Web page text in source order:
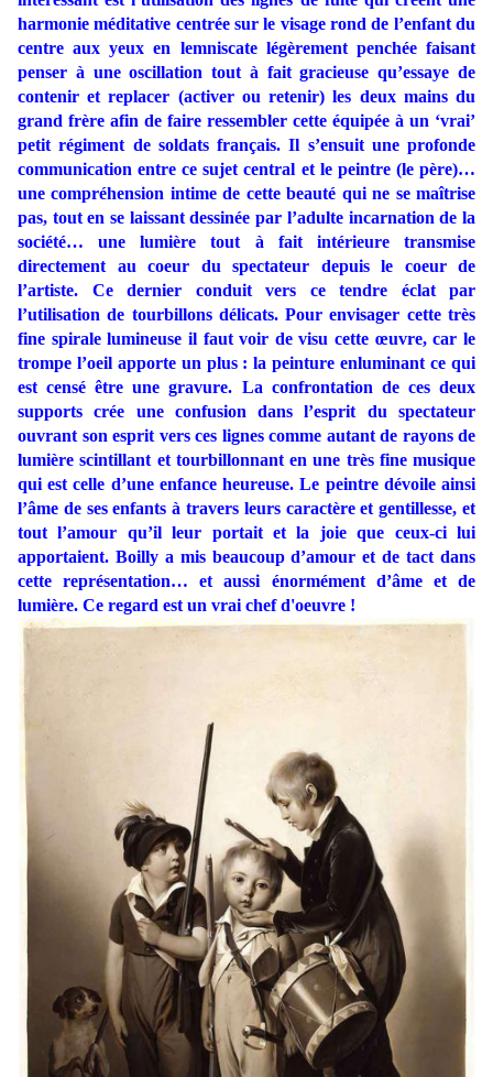
harmonie méditative centrée sur le visage rond de l’enfant du
centre aux yeux en lemniscate légèrement penchée faisant
penser à une oscillation tout à fait gracieuse qu’essaye de
contenir et replacer (activer ou retenir) les deux mains du
grand frère afin de faire ressembler cette équipée à un ‘vrai’
petit régiment de soldats français. Il s’ensuit une profonde
communication entre ce sujet central et le peintre (le père)…
une compréhension intime de cette beauté qui ne se maîtrise
pas, tout en se laissant dessinée par l’adulte incarnation de la
société… une lumière tout à fait intérieure transmise
directement au coeur du spectateur depuis le coeur de
l’artiste. Ce dernier conduit vers ce tendre éclat par
l’utilisation de tourbillons délicats. Pour envisager cette très
fine spirale lumineuse il faut voir de visu cette œuvre, car le
trompe l’oeil apporte un plus : la peinture enluminant ce qui
est censé être une gravure. La confrontation de ces deux
supports crée une confusion dans l’esprit du spectateur
ouvrant son esprit vers ces lignes comme autant de rayons de
lumière scintillant et tourbillonnant en une très fine musique
qui est celle d’une enfance heureuse. Le peintre dévoile ainsi
l’âme de ses enfants à travers leurs caractère et gentillesse, et
tout l’amour qu’il leur portait et la joie que ceux-ci lui
apportaient. Boilly a mis beaucoup d’amour et de tact dans
cette représentation… et aussi énormément d’âme et de
lumière. Ce regard est un vrai chef d'oeuvre !